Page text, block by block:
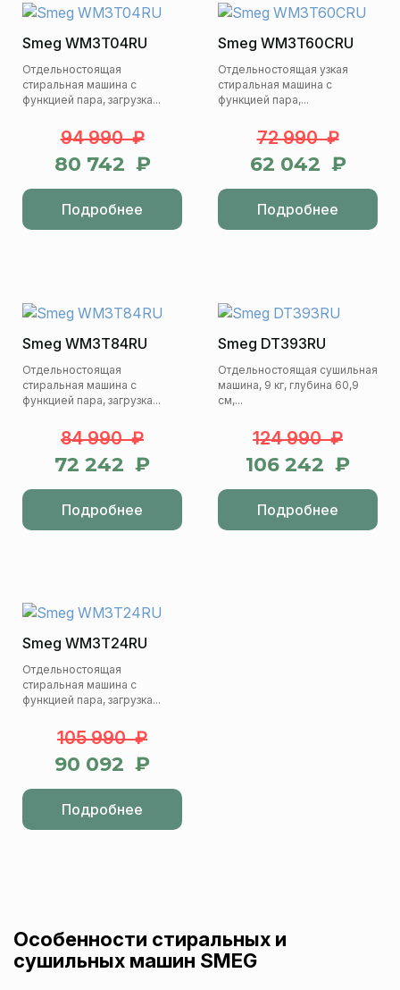
Smeg WM3T04RU
Отдельностоящая
стиральная машина с
функцией пара, загрузка...
94 990 ₽
80 742 ₽
Подробнее
Smeg WM3T60CRU
Отдельностоящая узкая
стиральная машина с
функцией пара,...
72 990 ₽
62 042 ₽
Подробнее
Smeg WM3T84RU
Отдельностоящая
стиральная машина с
функцией пара, загрузка...
84 990 ₽
72 242 ₽
Подробнее
Smeg DT393RU
Отдельностоящая сушильная
машина, 9 кг, глубина 60,9
см,...
124 990 ₽
106 242 ₽
Подробнее
Smeg WM3T24RU
Отдельностоящая
стиральная машина с
функцией пара, загрузка...
105 990 ₽
90 092 ₽
Подробнее
Особенности стиральных и
сушильных машин SMEG